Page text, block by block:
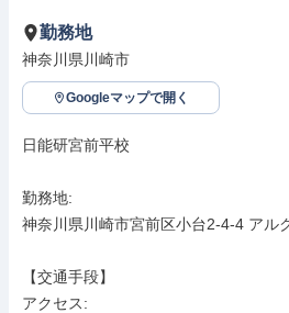
勤務地
神奈川県川崎市
Googleマップで開く
日能研宮前平校
勤務地:
神奈川県川崎市宮前区小台2-4-4 アル
【交通手段】
アクセス: